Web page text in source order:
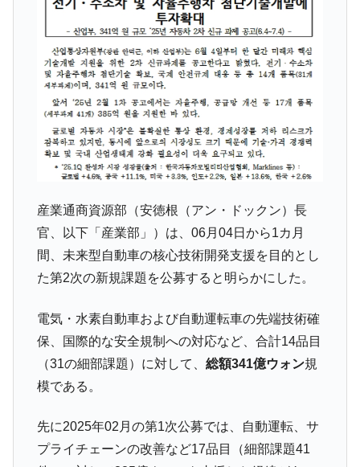
韓国大統領府ボンクラ政策室長が告発され
た ⇒ 国家が行った恐るべき株価操作であり、空前の国政壟
『Money1』
韓国･警察職員が「丸刈りになって抗議活
『Money1』
中国だけが鉄鋼輸出を異常増加させる ⇒ 中
国の過剰生産が世界を蝕む。
『Money1』
韓国製造業「半導体絶好調」のウラで他業
『Money1』
【米韓激突案件】韓国消費者院が『クーパ
ン』1人当たり賠償10万ウォンを認定 ⇒ 総額3兆7,000億
『Money1』 韓国で猛暑。南東部では干ばつ
『Money1』
韓国型イージス搭載の次世代駆逐艦
『Money1』
【対日本円】ウォン安が急進！ 日米の協調
に韓国がいっちょがみしたのでは。
『Money1』
韓国政府『BYD』車への補助金を全廃 ⇒ 実
は韓国で『BYD』車は売れている。6カ月で対前年同期比
『Money1』
在韓米国大使スティールが着韓！⇒ さっそ
く空港に詰めかけ「出て行け！」「極右勢力」のプラカー
産業通商資源部（安徳根（アン・ドックン）長
官、以下「産業部」）は、06月04日から1カ月
間、未来型自動車の核心技術開発支援を目的とし
た第2次の新規課題を公募すると明らかにした。
電気・水素自動車および自動運転車の先端技術確
保、国際的な安全規制への対応など、合計14品目
（31の細部課題）に対して、 総額341億ウォン規
模である。
先に2025年02月の第1次公募では、自動運転、サ
プライチェーンの改善など17品目（細部課題41